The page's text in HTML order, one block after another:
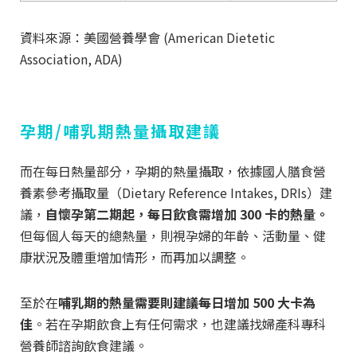
資料來源：美國營養學會 (American Dietetic
Association, ADA)
孕期/哺乳期熱量攝取建議
而在每日熱量部分，孕期的熱量攝取，依據國人膳食營
養素參考攝取量（Dietary Reference Intakes, DRIs）建
議， 自懷孕第二期起，每日飲食需增加 300 卡的熱量。
但每個人每天的總熱量，則視孕婦的年齡、活動量、健
康狀況及體重增加情形，而再加以調整。
至於在哺乳期的熱量需要則建議每日增加 500 大卡為
佳 。若在孕期飲食上有任何需求，也建議找婦產科專科
營養師諮詢飲食建議。